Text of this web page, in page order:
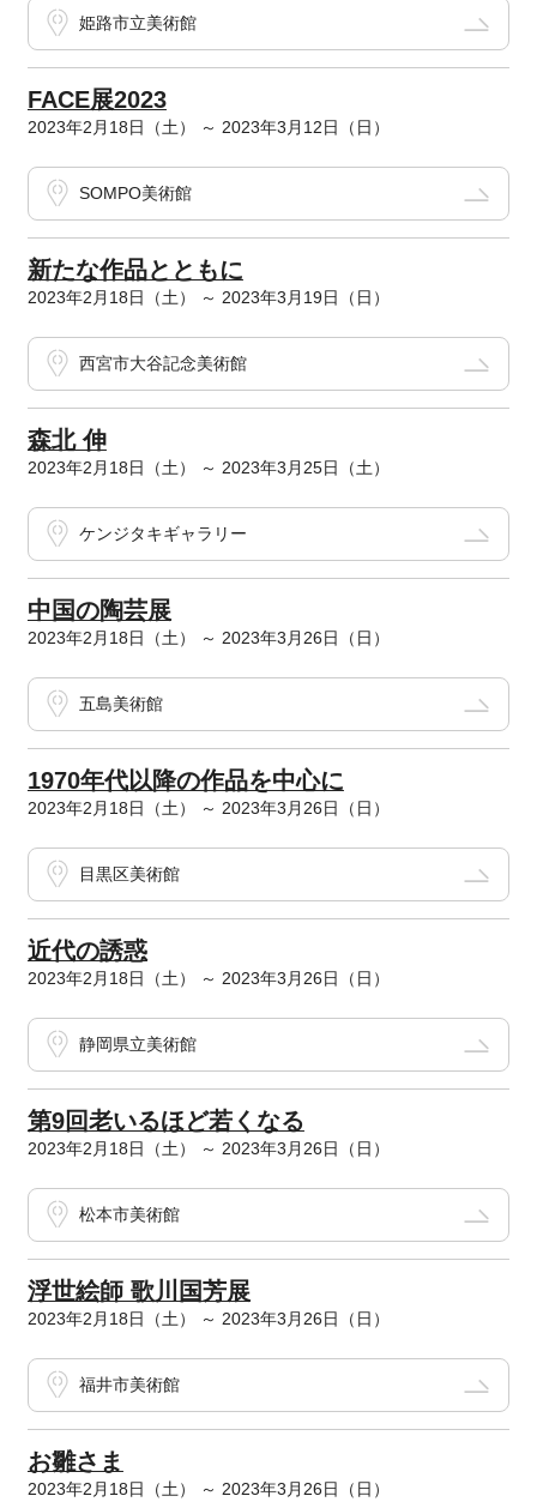
姫路市立美術館
FACE展2023
2023年2月18日（土） ～ 2023年3月12日（日）
SOMPO美術館
新たな作品とともに
2023年2月18日（土） ～ 2023年3月19日（日）
西宮市大谷記念美術館
森北 伸
2023年2月18日（土） ～ 2023年3月25日（土）
ケンジタキギャラリー
中国の陶芸展
2023年2月18日（土） ～ 2023年3月26日（日）
五島美術館
1970年代以降の作品を中心に
2023年2月18日（土） ～ 2023年3月26日（日）
目黒区美術館
近代の誘惑
2023年2月18日（土） ～ 2023年3月26日（日）
静岡県立美術館
第9回老いるほど若くなる
2023年2月18日（土） ～ 2023年3月26日（日）
松本市美術館
浮世絵師 歌川国芳展
2023年2月18日（土） ～ 2023年3月26日（日）
福井市美術館
お雛さま
2023年2月18日（土） ～ 2023年3月26日（日）